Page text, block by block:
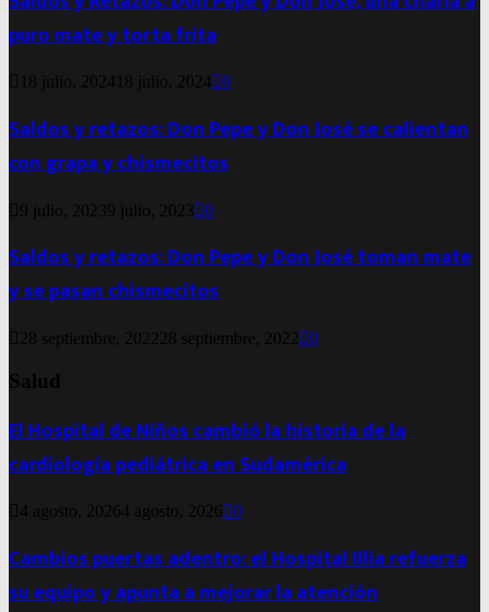
puro mate y torta frita
18 julio, 2024 18 julio, 2024 0
Saldos y retazos: Don Pepe y Don José se calientan
con grapa y chismecitos
9 julio, 20239 julio, 2023 0
Saldos y retazos: Don Pepe y Don José toman mate
y se pasan chismecitos
28 septiembre, 2022 28 septiembre, 2022 0
Salud
El Hospital de Niños cambió la historia de la
cardiología pediátrica en Sudamérica
4 agosto, 20264 agosto, 2026 0
Cambios puertas adentro: el Hospital Illia refuerza
su equipo y apunta a mejorar la atención